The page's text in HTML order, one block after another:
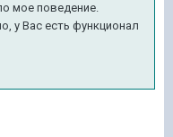
мое поведение.
у Вас есть функционал